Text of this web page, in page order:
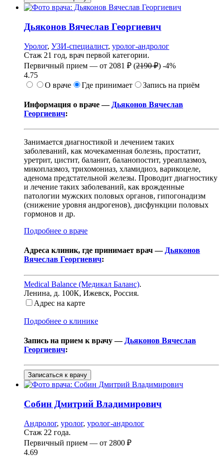
Дьяконов Вячеслав Георгиевич
Уролог, УЗИ-специалист, уролог-андролог
Стаж 21 год, врач первой категории.
Первичный прием — от 2081 ₽ (2190 ₽) -4%
4.75
О враче
Где принимает Запись на приём
Информация о враче — Дьяконов Вячеслав
Георгиевич:
Занимается диагностикой и лечением таких
заболеваний, как мочекаменная болезнь, простатит,
уретрит, цистит, баланит, баланопостит, уреаплазмоз,
микоплазмоз, трихомониаз, хламидиоз, варикоцеле,
аденома предстательной железы. Проводит диагностику
и лечение таких заболеваний, как врожденные
патологии мужских половых органов, гипогонадизм
(снижение уровня андрогенов), дисфункции половых
гормонов и др.
Подробнее о враче
Адреса клиник, где принимает врач — Дьяконов
Вячеслав Георгиевич:
Medical Balance (Медикал Баланс).
Ленина, д. 100К, Ижевск, Россия.
Адрес на карте
Подробнее о клинике
Запись на прием к врачу — Дьяконов Вячеслав
Георгиевич:
Записаться к врачу
Собин Дмитрий Владимирович
Андролог, уролог, уролог-андролог
Стаж 22 года.
Первичный прием — от 2800 ₽
4.69